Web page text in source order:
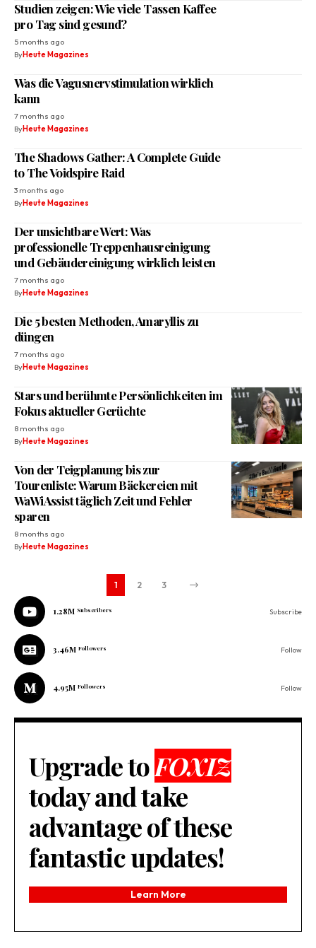
Studien zeigen: Wie viele Tassen Kaffee
pro Tag sind gesund?
5 months ago
ByHeute Magazines
Was die Vagusnervstimulation wirklich
kann
7 months ago
ByHeute Magazines
The Shadows Gather: A Complete Guide
to The Voidspire Raid
3 months ago
ByHeute Magazines
Der unsichtbare Wert: Was
professionelle Treppenhausreinigung
und Gebäudereinigung wirklich leisten
7 months ago
ByHeute Magazines
Die 5 besten Methoden, Amaryllis zu
düngen
7 months ago
ByHeute Magazines
Stars und berühmte Persönlichkeiten im
Fokus aktueller Gerüchte
8 months ago
ByHeute Magazines
Von der Teigplanung bis zur
Tourenliste: Warum Bäckereien mit
WaWiAssist täglich Zeit und Fehler
sparen
8 months ago
ByHeute Magazines
1 2 3
1.28M Subscribers Subscribe
3.46M Followers Follow
4.95M Followers Follow
Upgrade toFOXIZ
today and take
advantage of these
fantastic updates!
Learn More